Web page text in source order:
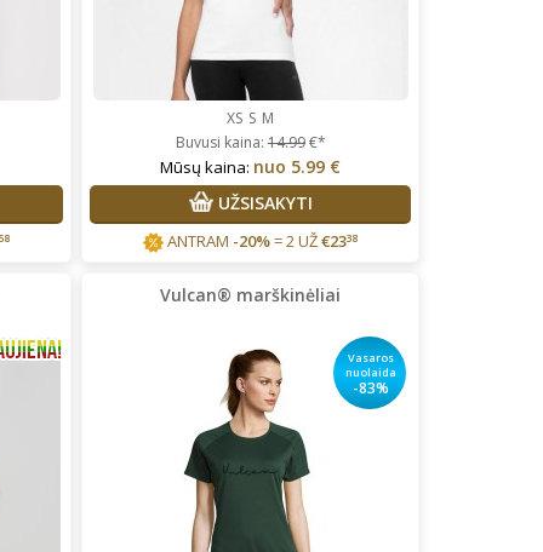
58
XS S M
Buvusi kaina:14.99€*
Mūsų kaina: nuo 5.99 €
UŽSISAKYTI
ANTRAM -20%= 2 UŽ€2338
Vulcan® marškinėliai
Vasaros
nuolaida
-83%